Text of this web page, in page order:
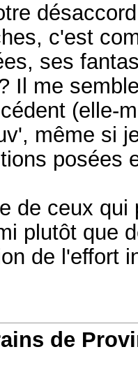
c'est
ses
Il me
(elle-
même si
posées
de ceux
plutôt que
de l'effort
de